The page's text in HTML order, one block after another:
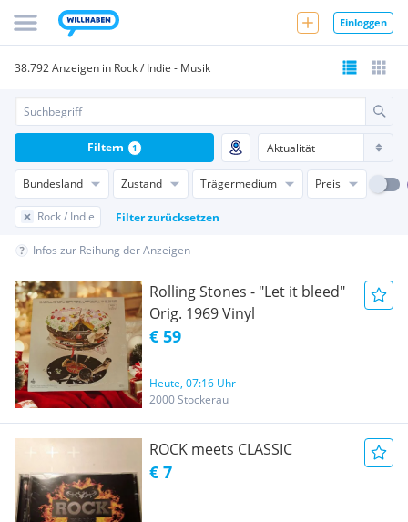
Einloggen
38.792 Anzeigen in Rock / Indie - Musik
Bundesland Zustand Trägermedium Preis
Rock / Indie Filter zurücksetzen
Filtern 1
Infos zur Reihung der Anzeigen
Rolling Stones - "Let it bleed"
Orig. 1969 Vinyl
€ 59
Heute, 07:16 Uhr
2000 Stockerau
ROCK meets CLASSIC
€ 7